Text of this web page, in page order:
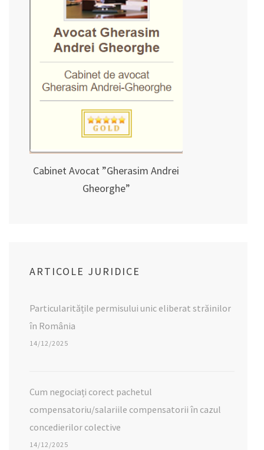
Cabinet Avocat ”Gherasim Andrei
Gheorghe”
ARTICOLE JURIDICE
Particularitățile permisului unic eliberat străinilor
în România
14/12/2025
Cum negociați corect pachetul
compensatoriu/salariile compensatorii în cazul
concedierilor colective
14/12/2025